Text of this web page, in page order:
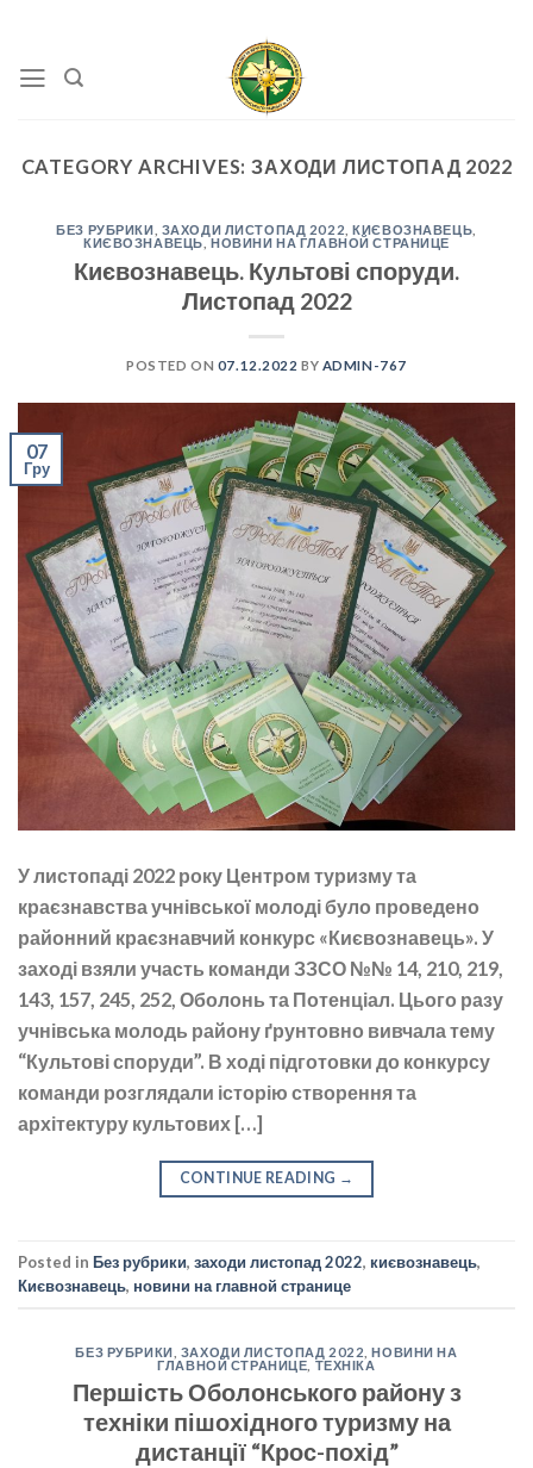
content
CATEGORY ARCHIVES:ЗАХОДИ ЛИСТОПАД 2022
БЕЗ РУБРИКИ ЗАХОДИ ЛИСТОПАД 2022 ,КИЄВОЗНАВЕЦЬ
КИЄВОЗНАВЕЦЬ ,НОВИНИ НА ГЛАВНОЙ СТРАНИЦЕ
Києвознавець. Культові споруди.
Листопад 2022
POSTED ON 07.12.2022 BY ADMIN-767
07
Гру
У листопаді 2022 року Центром туризму та
краєзнавства учнівської молоді було проведено
районний краєзнавчий конкурс «Києвознавець». У
заході взяли участь команди ЗЗСО №№ 14, 210, 219,
143, 157, 245, 252, Оболонь та Потенціал. Цього разу
учнівська молодь району ґрунтовно вивчала тему
“Культові споруди”. В ході підготовки до конкурсу
команди розглядали історію створення та
архітектуру культових […]
CONTINUE READING →
Posted in Без рубрики, заходи листопад 2022, києвознавець,
Києвознавець, новини на главной странице
БЕЗ РУБРИКИ ЗАХОДИ ЛИСТОПАД 2022 ,НОВИНИ НА
ГЛАВНОЙ СТРАНИЦЕ ТЕХНІКА
Першість Оболонського району з
техніки пішохідного туризму на
дистанції “Крос-похід”